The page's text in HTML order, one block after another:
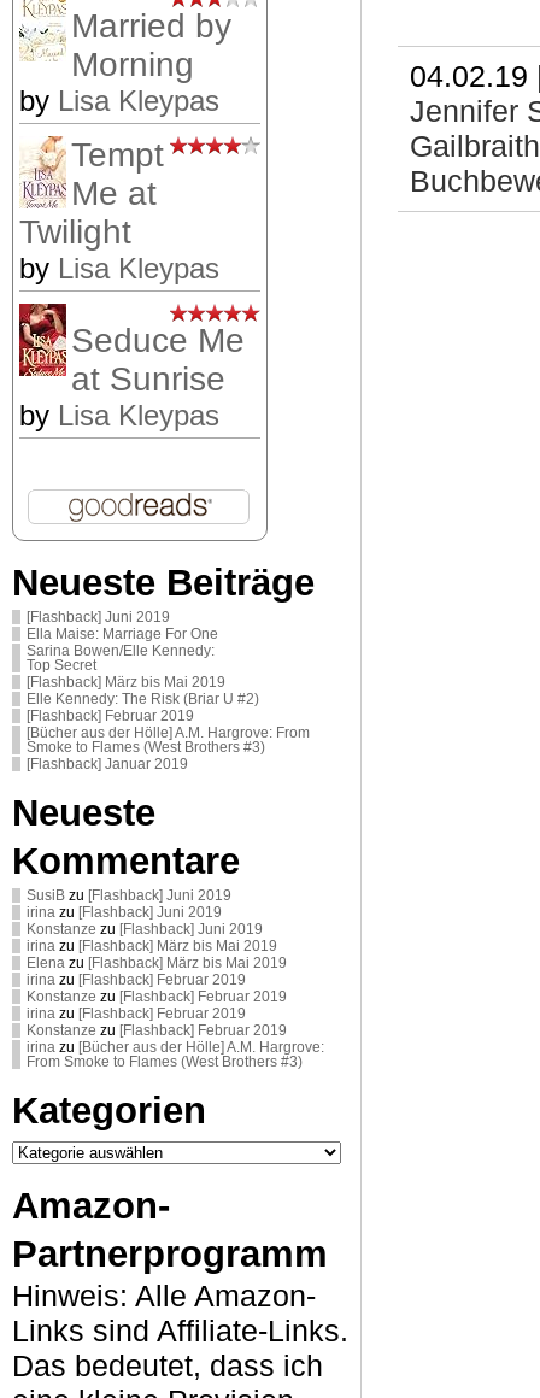
Married by
Morning
by Lisa Kleypas
Tempt
Me at
Twilight
by Lisa Kleypas
Seduce Me
at Sunrise
by Lisa Kleypas
Neueste Beiträge
[Flashback] Juni 2019
Ella Maise: Marriage For One
Sarina Bowen/Elle Kennedy:
Top Secret
[Flashback] März bis Mai 2019
Elle Kennedy: The Risk (Briar U #2)
[Flashback] Februar 2019
[Bücher aus der Hölle] A.M. Hargrove: From
Smoke to Flames (West Brothers #3)
[Flashback] Januar 2019
Neueste
Kommentare
SusiB zu [Flashback] Juni 2019
irina zu [Flashback] Juni 2019
Konstanze zu [Flashback] Juni 2019
irina zu [Flashback] März bis Mai 2019
Elena zu [Flashback] März bis Mai 2019
irina zu [Flashback] Februar 2019
Konstanze zu [Flashback] Februar 2019
irina zu [Flashback] Februar 2019
Konstanze zu [Flashback] Februar 2019
irina zu [Bücher aus der Hölle] A.M. Hargrove:
From Smoke to Flames (West Brothers #3)
Kategorien
Kategorien
Amazon-
Partnerprogramm
Hinweis: Alle Amazon-
Links sind Affiliate-Links.
Das bedeutet, dass ich
Jennifer
Gailbraith